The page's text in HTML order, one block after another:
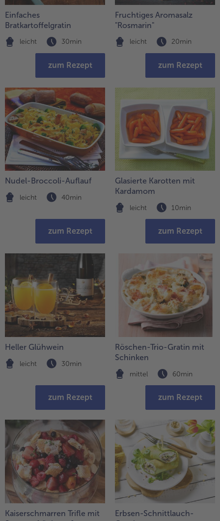
Einfaches
Bratkartoffelgratin
leicht 30min
zum Rezept
Fruchtiges Aromasalz
"Rosmarin"
leicht 20min
zum Rezept
Nudel-Broccoli-Auflauf
leicht 40min
zum Rezept
Glasierte Karotten mit
Kardamom
leicht 10min
zum Rezept
Heller Glühwein
leicht 30min
zum Rezept
Röschen-Trio-Gratin mit
Schinken
mittel 60min
zum Rezept
Kaiserschmarren Trifle mit
Erbsen-Schnittlauch-